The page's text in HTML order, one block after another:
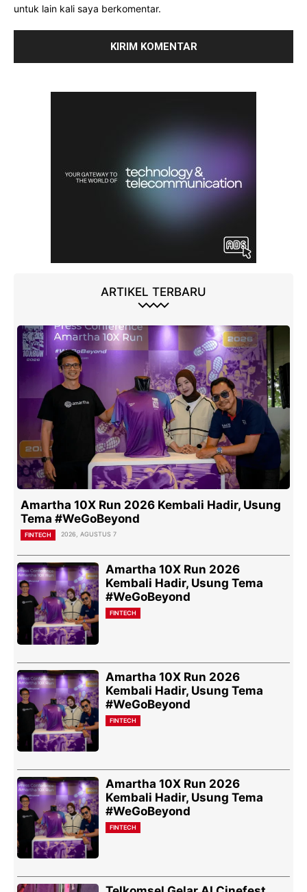
untuk lain kali saya berkomentar.
ARTIKEL TERBARU
Amartha 10X Run 2026 Kembali Hadir, Usung
Tema #WeGoBeyond
FINTECH 2026, AGUSTUS 7
Amartha 10X Run 2026
Kembali Hadir, Usung Tema
#WeGoBeyond
FINTECH
Amartha 10X Run 2026
Kembali Hadir, Usung Tema
#WeGoBeyond
FINTECH
Amartha 10X Run 2026
Kembali Hadir, Usung Tema
#WeGoBeyond
FINTECH